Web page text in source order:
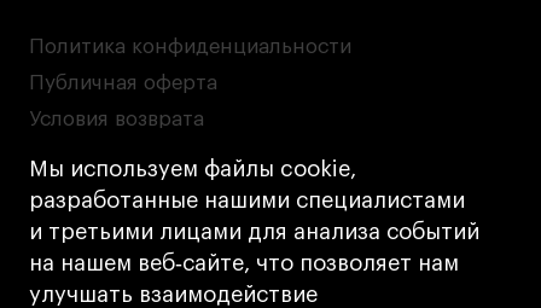
Мы используем файлы cookie,
разработанные нашими специалистами
и третьими лицами для анализа событий
на нашем веб‑сайте, что позволяет нам
улучшать взаимодействие
Политика конфиденциальности
Публичная оферта
Условия возврата
Кредит на образование с господдержкой
Лицензия на осуществление образовательной
деятельности АНО ВО «Универсальный
Университет»
Карта сайта